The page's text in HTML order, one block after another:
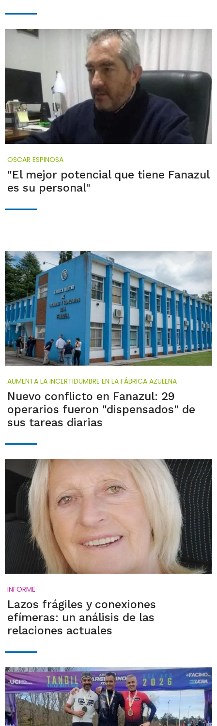
OSCAR ESPINOSA
"El mejor potencial que tiene Fanazul
es su personal"
AUMENTA LA INCERTIDUMBRE EN LA FÁBRICA AZULEÑA
Nuevo conflicto en Fanazul: 29
operarios fueron "dispensados" de
sus tareas diarias
INFORME
Lazos frágiles y conexiones
efímeras: un análisis de las
relaciones actuales